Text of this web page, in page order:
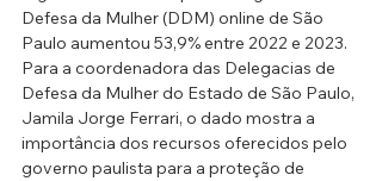
Defesa da Mulher (DDM) online de São
Paulo aumentou 53,9% entre 2022 e 2023.
Para a coordenadora das Delegacias de
Defesa da Mulher do Estado de São Paulo,
Jamila Jorge Ferrari, o dado mostra a
importância dos recursos oferecidos pelo
governo paulista para a proteção de